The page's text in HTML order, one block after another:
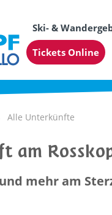
Ski- &
Tickets Online
Alle Unterkünfte
am
mehr am